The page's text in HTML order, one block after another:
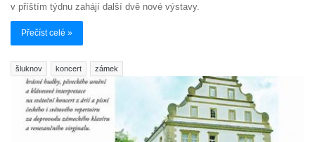
v příštím týdnu zahájí další dvě nové výstavy.
Přečíst celé »
šluknov koncert zámek